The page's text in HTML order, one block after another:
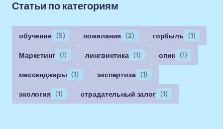
Статьи по категориям
обучение (5) пожелания (2) горбыль (1)
Маркетинг (1) лингвистика (1) опик (1)
мессенджеры (1) экспертиза (1)
экология (1) страдательный залог (1)